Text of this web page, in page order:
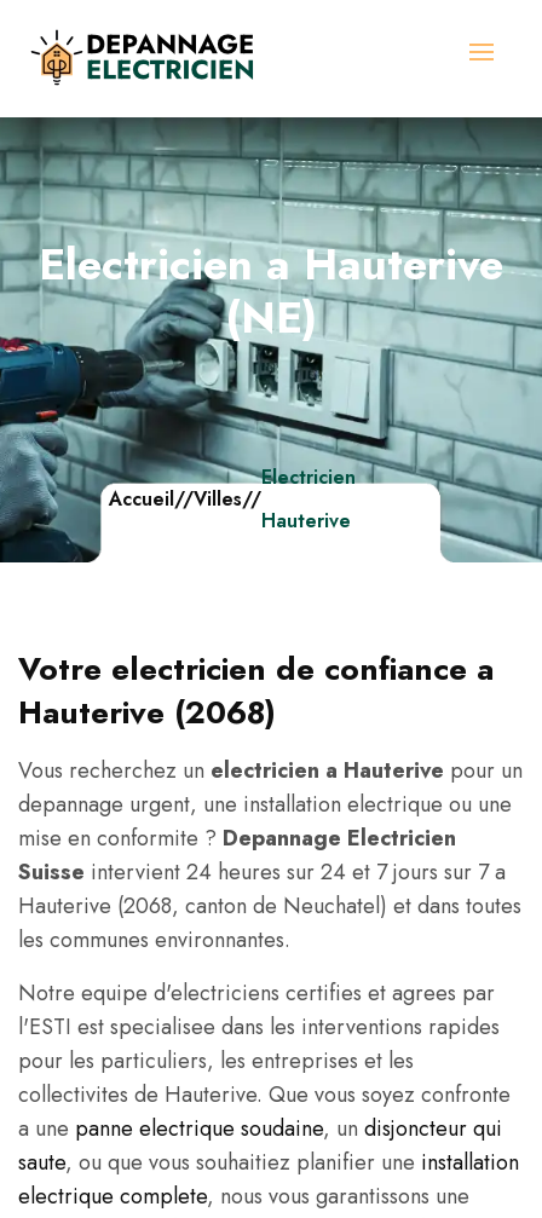
Electricien a Hauterive
(NE)
Accueil//Villes//
Electricien
Hauterive
Votre electricien de confiance a
Hauterive (2068)
Vous recherchez un electricien a Hauterive pour un
depannage urgent, une installation electrique ou une
mise en conformite ? Depannage Electricien
Suisse intervient 24 heures sur 24 et 7 jours sur 7 a
Hauterive (2068, canton de Neuchatel) et dans toutes
les communes environnantes.
Notre equipe d'electriciens certifies et agrees par
l'ESTI est specialisee dans les interventions rapides
pour les particuliers, les entreprises et les
collectivites de Hauterive. Que vous soyez confronte
a une panne electrique soudaine, un disjoncteur qui
saute, ou que vous souhaitiez planifier une installation
electrique complete, nous vous garantissons une